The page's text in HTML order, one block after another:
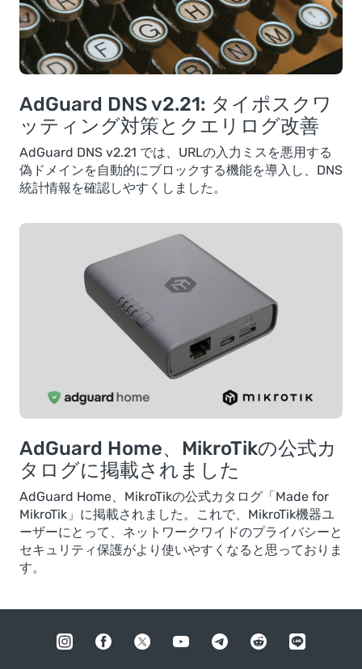
AdGuard DNS v2.21: タイポスクワ
ッティング対策とクエリログ改善
AdGuard DNS v2.21 では、URLの入力ミスを悪用する
偽ドメインを自動的にブロックする機能を導入し、DNS
統計情報を確認しやすくしました。
AdGuard Home、MikroTikの公式カ
タログに掲載されました
AdGuard Home、MikroTikの公式カタログ「Made for
MikroTik」に掲載されました。これで、MikroTik機器ユ
ーザーにとって、ネットワークワイドのプライバシーと
セキュリティ保護がより使いやすくなると思っておりま
す。